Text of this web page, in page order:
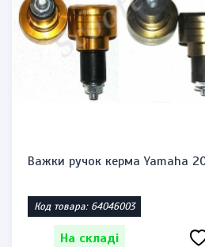
Важки ручок керма Yamaha
Код товара: 64046003
На складі